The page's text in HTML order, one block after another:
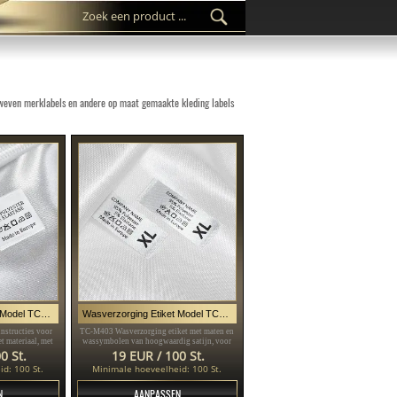
merklabels en andere op maat gemaakte kleding labels
voor
materiaal, met
van fijn wit
symbolen en
St.
100 St.
TC-M403 Wasverzorging etiket met maten en
wassymbolen van hoogwaardig satijn, voor
het opnaaien van op kleding worden genaaid
19 EUR / 100 St.
Minimale hoeveelheid: 100 St.